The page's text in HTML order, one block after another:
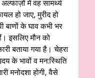
में वह सामर्थ्य
हो जाए, मुरीद हो
बाणों के घाव कभी भर
इसलिए मौन को
बताया गया है। चेहरा
के भावों व मन:स्थिति
मनोदशा होगी, वैसे